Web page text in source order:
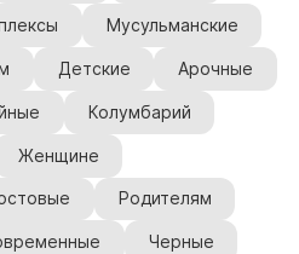
Мусульманские
Детские Арочные
Колумбарий
Женщине
Родителям
Черные